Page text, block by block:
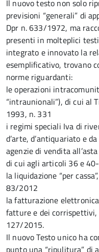
Il nuovo testo non solo
previsioni “generali” di
Dpr n. 633/1972, ma
presenti in molteplici
integrato e innovato la
esemplificativo, trovano
norme riguardanti:
le operazioni
“intraunionali”), di cui al
1993, n. 331
i regimi speciali Iva di
d’arte, d’antiquariato e
agenzie di vendita
di cui agli articoli 36 e 40-
la liquidazione “per
83/2012
la fatturazione
fatture e dei corrispettivi,
127/2015.
Il nuovo Testo unico ha
punto una “ripulitura” di